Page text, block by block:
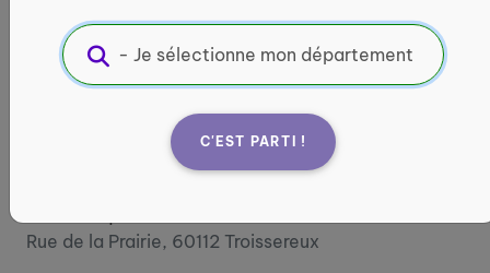
C'EST PARTI !
près de chez vous
LOISIRS ET CULTURE
Informations pratiques :
Rue de la Prairie, 60112 Troissereux